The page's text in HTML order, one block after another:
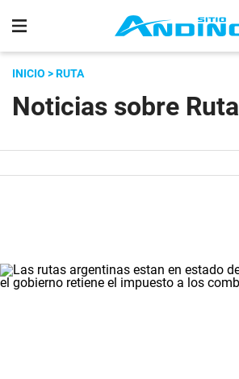
INICIO > RUTA
Noticias sobre Ruta